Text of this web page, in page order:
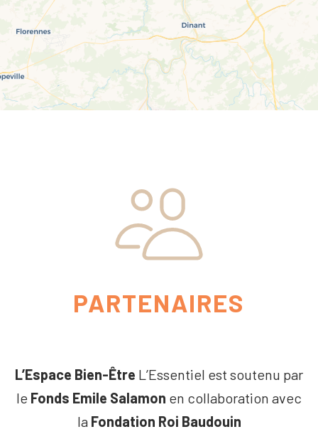
PARTENAIRES
L’Espace Bien-Être L’Essentiel est soutenu par
le Fonds Emile Salamon en collaboration avec
la Fondation Roi Baudouin